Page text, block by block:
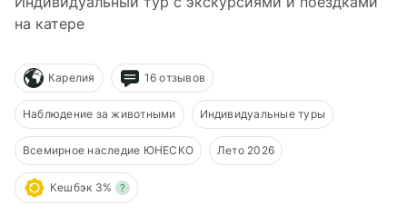
Корпоративные
Журнал
Сертификаты
Подписаться
на катере
Карелия 16 отзывов
Наблюдение за животными Индивидуальные туры
Всемирное наследие ЮНЕСКО Лето 2026
Кешбэк 3% ?